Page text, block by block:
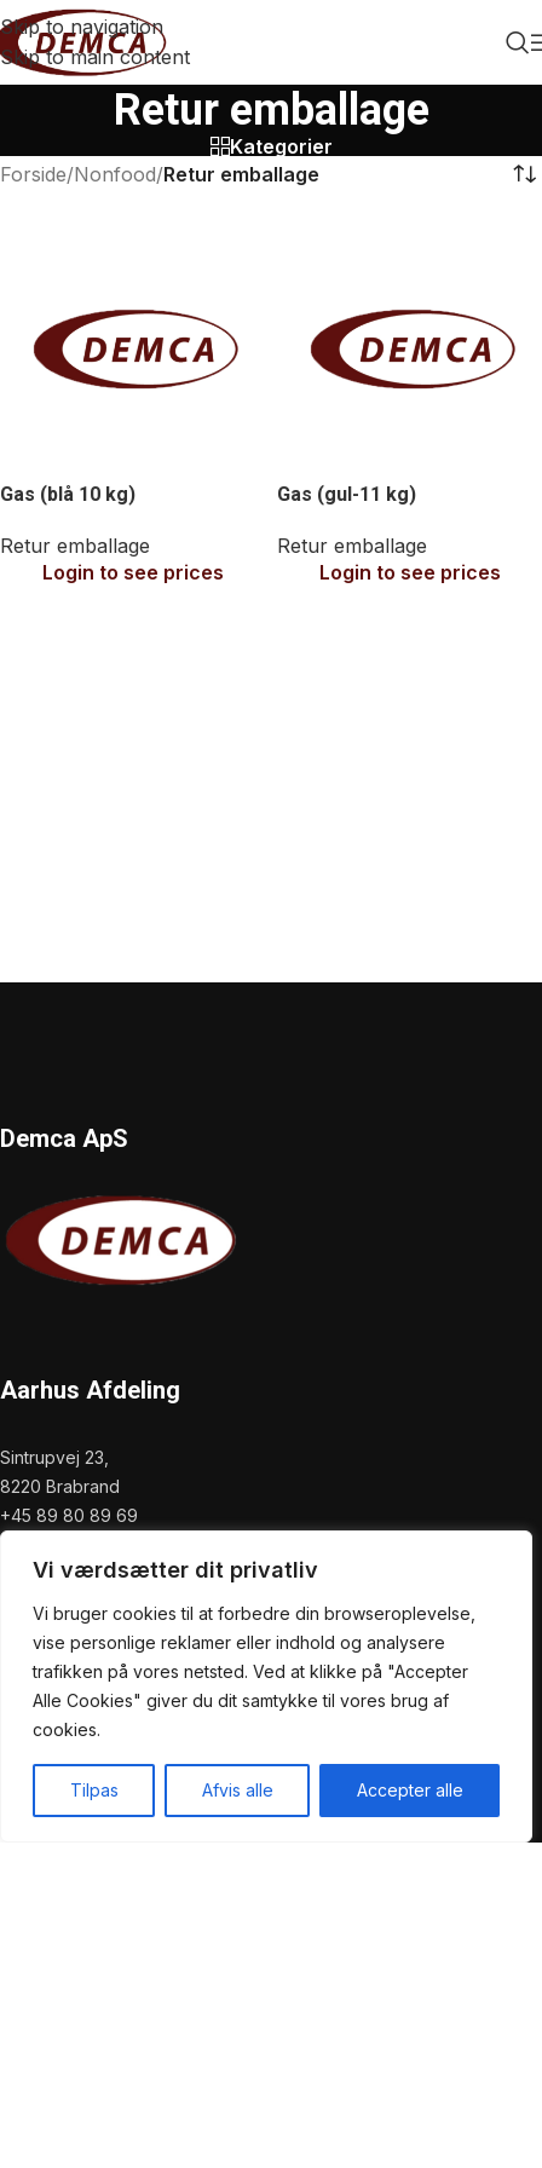
Vi værdsætter dit privatliv
Vi bruger cookies til at forbedre din browseroplevelse,
vise personlige reklamer eller indhold og analysere
trafikken på vores netsted. Ved at klikke på "Accepter
Alle Cookies" giver du dit samtykke til vores brug af
cookies.
Tilpas Afvis alle Accepter alle
Skip to navigation
Skip to main content
Retur emballage
Kategorier
Forside/Nonfood/Retur emballage
Gas (blå 10 kg)
Retur emballage
Login to see prices
Gas (gul-11 kg)
Retur emballage
Login to see prices
Demca ApS
Aarhus Afdeling
Sintrupvej 23,
8220 Brabrand
+45 89 80 89 69
Åbningstider
Mandag til fredag:
Kl. 08:00 – 17:00
Lørdag: Kl. 08:00 – 17:00